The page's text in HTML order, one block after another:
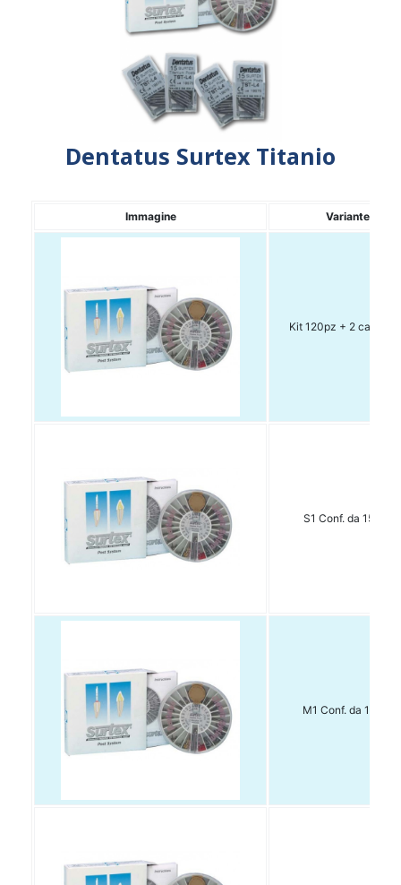
Dentatus Surtex Titanio
Immagine Variante
Kit 120pz + 2
S1 Conf. da 15 pz.
M1 Conf. da 15 pz.